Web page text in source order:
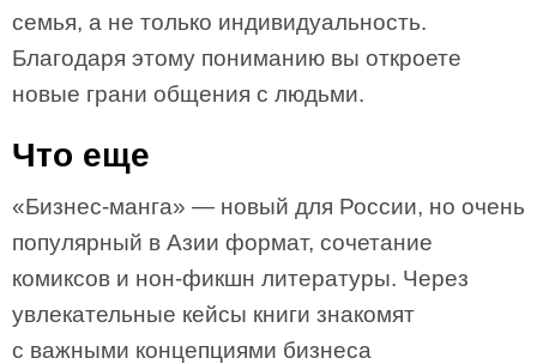
семья, а не только индивидуальность.
Благодаря этому пониманию вы откроете
новые грани общения с людьми.
Что еще
«Бизнес-манга» — новый для России, но очень
популярный в Азии формат, сочетание
комиксов и нон-фикшн литературы. Через
увлекательные кейсы книги знакомят
с важными концепциями бизнеса